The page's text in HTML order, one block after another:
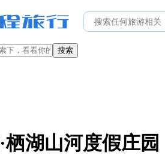
搜索
栖湖山河度假庄园